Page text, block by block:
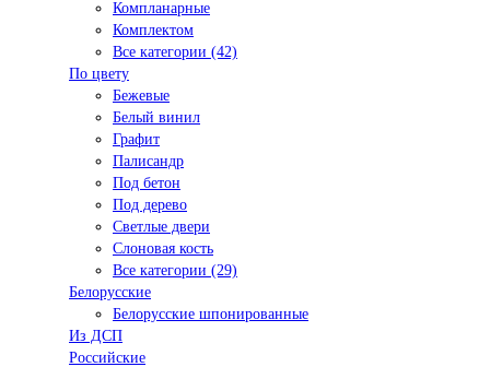
Компланарные
Комплектом
Все категории (42)
По цвету
Бежевые
Белый винил
Графит
Палисандр
Под бетон
Под дерево
Светлые двери
Слоновая кость
Все категории (29)
Белорусские
Белорусские шпонированные
Из ДСП
Российские